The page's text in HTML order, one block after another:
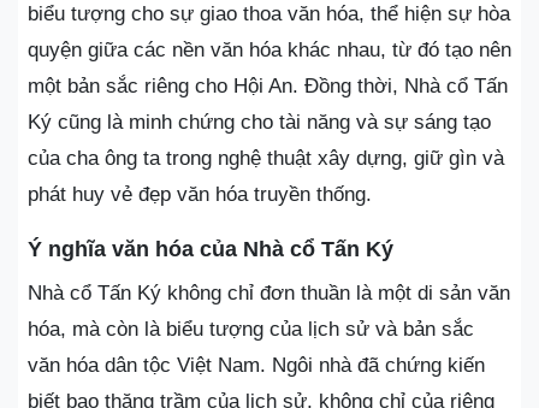
biểu tượng cho sự giao thoa văn hóa, thể hiện sự hòa
quyện giữa các nền văn hóa khác nhau, từ đó tạo nên
một bản sắc riêng cho Hội An. Đồng thời, Nhà cổ Tấn
Ký cũng là minh chứng cho tài năng và sự sáng tạo
của cha ông ta trong nghệ thuật xây dựng, giữ gìn và
phát huy vẻ đẹp văn hóa truyền thống.
Ý nghĩa văn hóa của Nhà cổ Tấn Ký
Nhà cổ Tấn Ký không chỉ đơn thuần là một di sản văn
hóa, mà còn là biểu tượng của lịch sử và bản sắc
văn hóa dân tộc Việt Nam. Ngôi nhà đã chứng kiến
biết bao thăng trầm của lịch sử, không chỉ của riêng